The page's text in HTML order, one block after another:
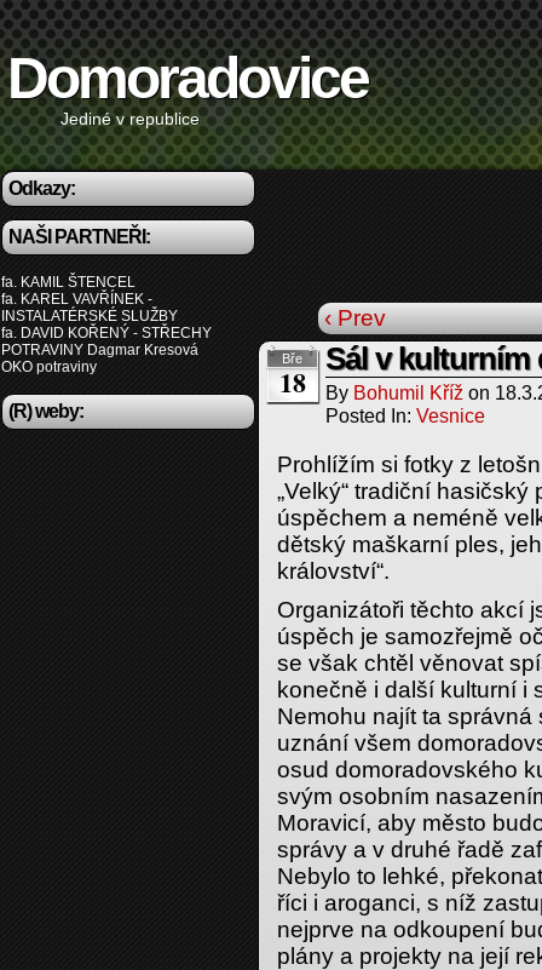
Domoradovice
Jediné v republice
Odkazy:
NAŠI PARTNEŘI:
fa. KAMIL ŠTENCEL
fa. KAREL VAVŘÍNEK -
INSTALATÉRSKÉ SLUŽBY
fa. DAVID KOŘENÝ - STŘECHY
POTRAVINY Dagmar Kresová
OKO potraviny
(R) weby:
‹ Prev
Bře
18
Sál v kulturním
By Bohumil Kříž on
Posted In: Vesnice
Prohlížím si fotky z
„Velký“ tradiční
úspěchem a neméně
dětský maškarní ples,
království“.
Organizátoři těchto akcí
úspěch je samozřejmě
se však chtěl věnovat
konečně i další kulturní i
Nemohu najít ta správná
uznání všem
osud domoradovského
svým osobním
Moravicí, aby město
správy a v druhé řadě
Nebylo to lehké,
říci i aroganci, s níž
nejprve na odkoupení
plány a projekty na její